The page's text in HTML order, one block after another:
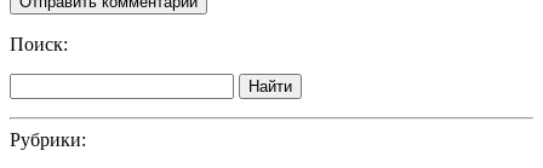
Поиск:
Найти
Рубрики: